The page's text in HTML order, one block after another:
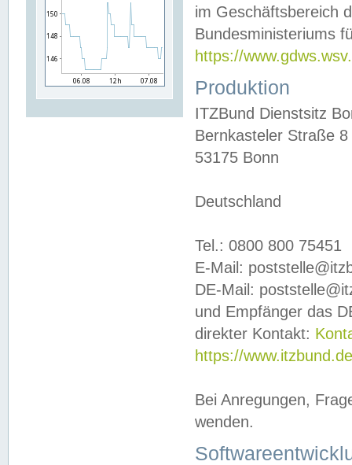
im Geschäftsbereich
Bundesministeriums
https://
Produktion
ITZBund Dienstsitz
Bernkasteler Straße 8
53175 Bonn
Deutschland
Tel.: 0800 800 75451
E-Mail:
DE-Mail:
und Empfänger das
direkter Kontakt:
https://
Bei Anregungen,
wenden.